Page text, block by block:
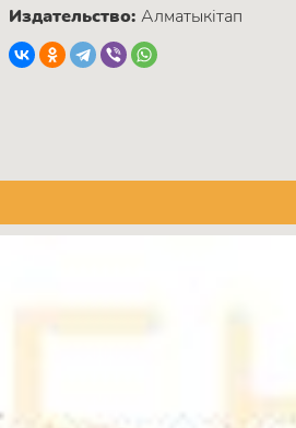
Издательство: Алматыкітап